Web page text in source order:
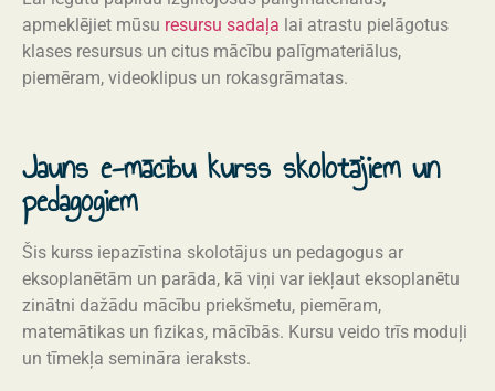
apmeklējiet mūsu resursu sadaļa lai atrastu pielāgotus
klases resursus un citus mācību palīgmateriālus,
piemēram, videoklipus un rokasgrāmatas.
Jauns e-mācību kurss skolotājiem un
pedagogiem
Šis kurss iepazīstina skolotājus un pedagogus ar
eksoplanētām un parāda, kā viņi var iekļaut eksoplanētu
zinātni dažādu mācību priekšmetu, piemēram,
matemātikas un fizikas, mācībās. Kursu veido trīs moduļi
un tīmekļa semināra ieraksts.